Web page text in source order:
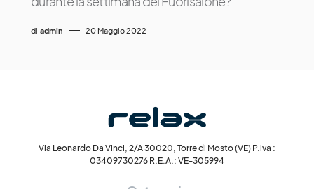
di admin 20 Maggio 2022
Via Leonardo Da Vinci, 2/A 30020, Torre di Mosto (VE) P.iva :
03409730276 R.E.A.: VE-305994